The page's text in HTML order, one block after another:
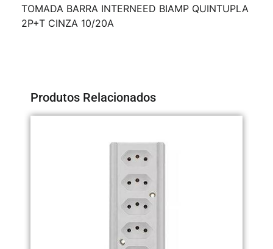
TOMADA BARRA INTERNEED BIAMP QUINTUPLA
2P+T CINZA 10/20A
Produtos Relacionados